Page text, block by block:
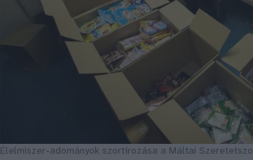
Élelmiszer-adományok szortírozása a Máltai